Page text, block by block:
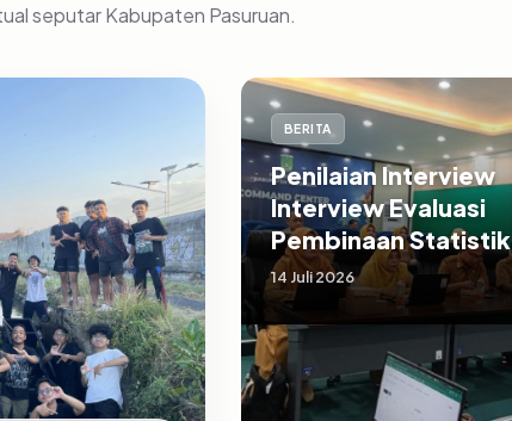
seputar Kabupaten Pasuruan.
BERITA
Penilaian Interview
Interview Evaluasi
Pembinaan Statistik
Sektoral Kabupaten
Pasuruan
14 Juli 2026